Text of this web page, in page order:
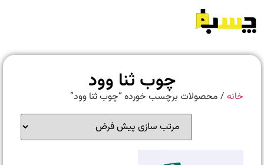
چوب ثنا وود
خانه/ محصولات برچسب خورده “چوب ثنا وود”